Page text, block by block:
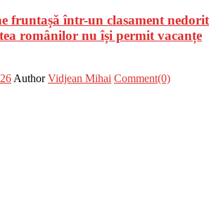
fruntașă într-un clasament nedorit
românilor nu își permit vacanțe
Author Vidjean Mihai Comment(0)